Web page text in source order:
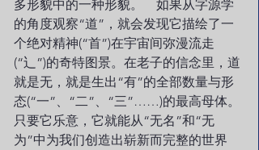
多形貌中的一种形貌。　如果从字源学
的角度观察“道”，就会发现它描绘了一
个绝对精神(“首”)在宇宙间弥漫流走
(“辶”)的奇特图景。在老子的信念里，道
就是无，就是生出“有”的全部数量与形
态(“一”、“二”、“三”……)的最高母体。
只要它乐意，它就能从“无名”和“无
为”中为我们创造出崭新而完整的世界